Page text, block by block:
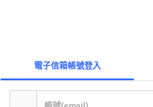
電子信箱帳號登入